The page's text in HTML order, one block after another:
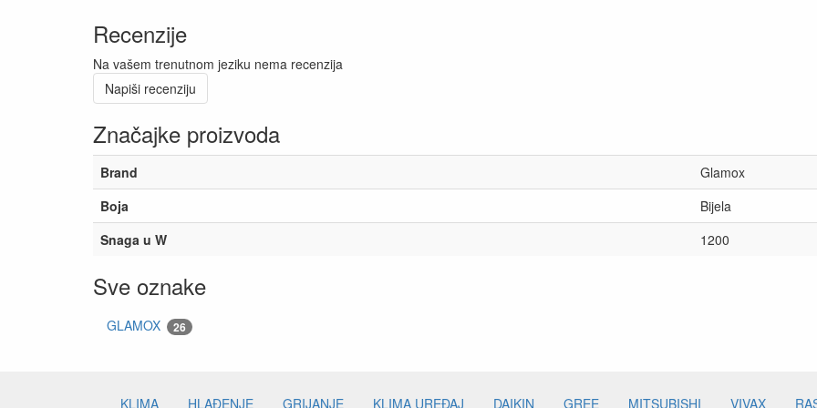
Recenzije
Na vašem trenutnom jeziku nema recenzija
Napiši recenziju
Značajke proizvoda
Brand
Glamox
Boja
Bijela
Snaga u W
1200
Sve oznake
GLAMOX 26
KLIMA HLAĐENJE GRIJANJE KLIMA UREĐAJ DAIKIN GREE MITSUBISHI VIVAX